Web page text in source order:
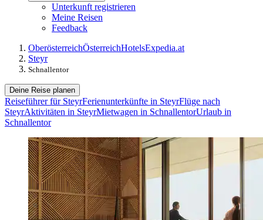
Unterkunft registrieren
Meine Reisen
Feedback
OberösterreichÖsterreichHotelsExpedia.at
Steyr
Schnallentor
Deine Reise planen
Reiseführer für SteyrFerienunterkünfte in SteyrFlüge nach
SteyrAktivitäten in SteyrMietwagen in SchnallentorUrlaub in
Schnallentor